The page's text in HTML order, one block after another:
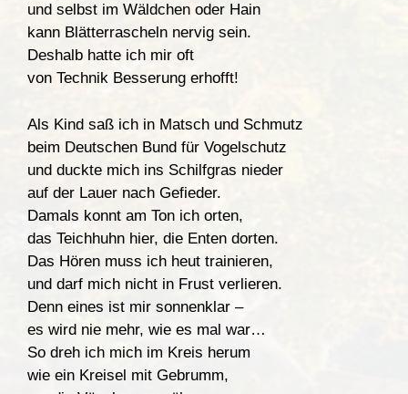
und selbst im Wäldchen oder Hain
kann Blätterrascheln nervig sein.
Deshalb hatte ich mir oft
von Technik Besserung erhofft!
Als Kind saß ich in Matsch und Schmutz
beim Deutschen Bund für Vogelschutz
und duckte mich ins Schilfgras nieder
auf der Lauer nach Gefieder.
Damals konnt am Ton ich orten,
das Teichhuhn hier, die Enten dorten.
Das Hören muss ich heut trainieren,
und darf mich nicht in Frust verlieren.
Denn eines ist mir sonnenklar –
es wird nie mehr, wie es mal war…
So dreh ich mich im Kreis herum
wie ein Kreisel mit Gebrumm,